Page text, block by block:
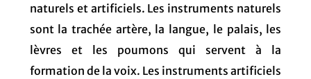
naturels et artificiels. Les instruments naturels
sont la trachée artère, la langue, le palais, les
lèvres et les poumons qui servent à la
formation de la voix. Les instruments artificiels